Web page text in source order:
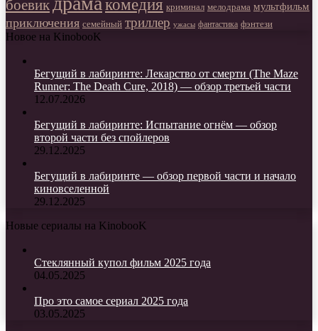
боевик комедия криминал мелодрама мультфильм
приключения семейный триллер ужасы фантастика фэнтези
Новое на KinobooK
Бегущий в лабиринте: Лекарство от смерти (The Maze
Runner: The Death Cure, 2018) — обзор третьей части
12.07.2026
Бегущий в лабиринте: Испытание огнём — обзор
второй части без спойлеров
29.12.2025
Бегущий в лабиринте — обзор первой части и начало
киновселенной
29.12.2025
Новые сериалы на KinobooK
Стеклянный купол фильм 2025 года
04.05.2025
Про это самое сериал 2025 года
03.05.2025